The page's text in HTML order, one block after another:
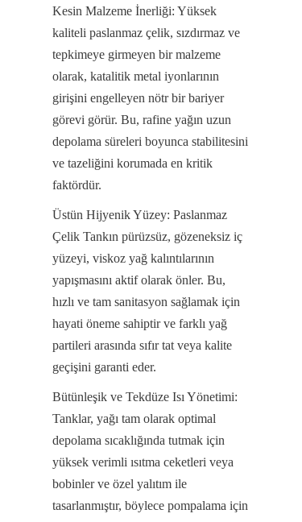
Kesin Malzeme İnerliği: Yüksek
kaliteli paslanmaz çelik, sızdırmaz ve
tepkimeye girmeyen bir malzeme
olarak, katalitik metal iyonlarının
girişini engelleyen nötr bir bariyer
görevi görür. Bu, rafine yağın uzun
depolama süreleri boyunca stabilitesini
ve tazeliğini korumada en kritik
faktördür.
Üstün Hijyenik Yüzey: Paslanmaz
Çelik Tankın pürüzsüz, gözeneksiz iç
yüzeyi, viskoz yağ kalıntılarının
yapışmasını aktif olarak önler. Bu,
hızlı ve tam sanitasyon sağlamak için
hayati öneme sahiptir ve farklı yağ
partileri arasında sıfır tat veya kalite
geçişini garanti eder.
Bütünleşik ve Tekdüze Isı Yönetimi:
Tanklar, yağı tam olarak optimal
depolama sıcaklığında tutmak için
yüksek verimli ısıtma ceketleri veya
bobinler ve özel yalıtım ile
tasarlanmıştır, böylece pompalama için